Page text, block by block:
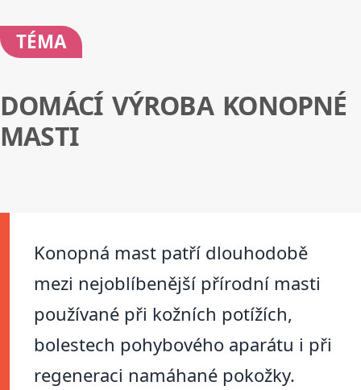
TÉMA
DOMÁCÍ VÝROBA KONOPNÉ
MASTI
Konopná mast patří dlouhodobě
mezi nejoblíbenější přírodní masti
používané při kožních potížích,
bolestech pohybového aparátu i při
regeneraci namáhané pokožky.